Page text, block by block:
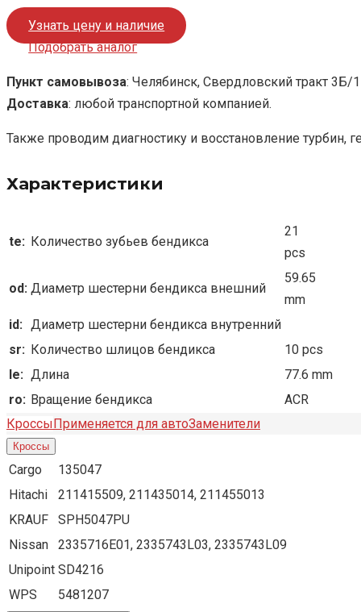
Узнать цену и наличие
Подобрать аналог
Пункт самовывоза: Челябинск, Свердловский тракт 3Б/1
Доставка: любой транспортной компанией.
Также проводим диагностику и восстановление турбин,
Характеристики
te: Количество зубьев бендикса
21
pcs
od: Диаметр шестерни бендикса внешний
59.65
mm
id: Диаметр шестерни бендикса внутренний
sr: Количество шлицов бендикса
10 pcs
le: Длина
77.6 mm
ro: Вращение бендикса
ACR
КроссыПрименяется для автоЗаменители
Кроссы
Cargo
135047
Hitachi
211415509, 211435014, 211455013
KRAUF
SPH5047PU
Nissan
2335716E01, 2335743L03, 2335743L09
Unipoint SD4216
WPS
5481207